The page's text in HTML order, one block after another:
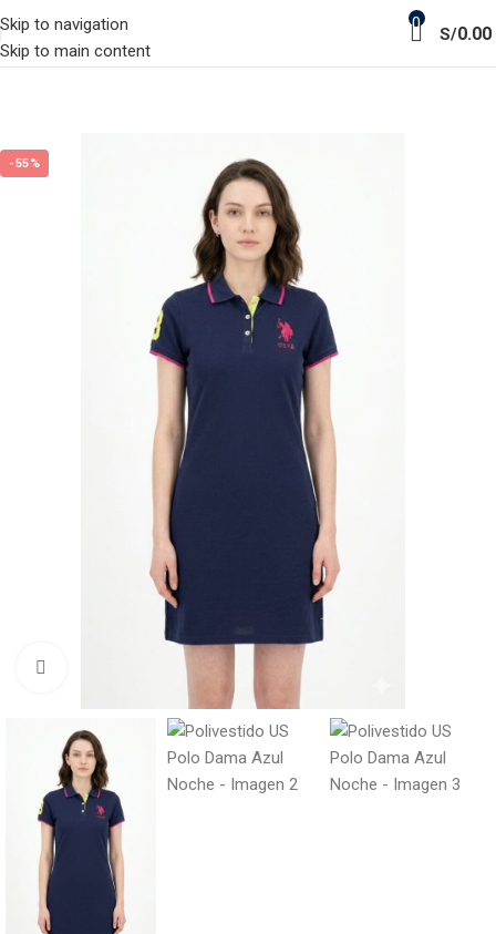
Skip to navigation
Skip to main content
0
S/0.00
-55%
Click to enlarge